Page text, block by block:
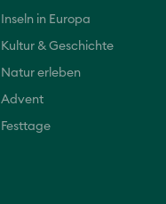
Inseln in Europa
Kultur & Geschichte
Natur erleben
Advent
Festtage